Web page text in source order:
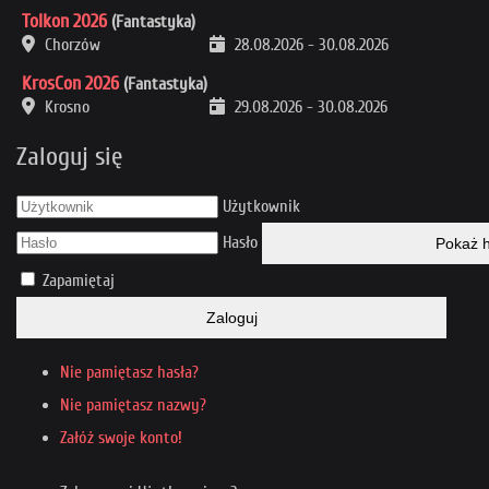
Tolkon 2026 (Fantastyka)
Chorzów
28.08.2026 - 30.08.2026
KrosCon 2026 (Fantastyka)
Krosno
29.08.2026 - 30.08.2026
Zaloguj się
Użytkownik
Hasło
Pokaż
Zapamiętaj
Zaloguj
Nie pamiętasz hasła?
Nie pamiętasz nazwy?
Załóż swoje konto!